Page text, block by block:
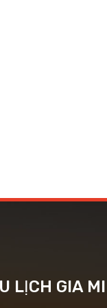
LỊCH GIA